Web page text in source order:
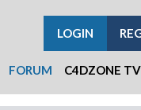
FORUM C4DZONE TV
LOGIN